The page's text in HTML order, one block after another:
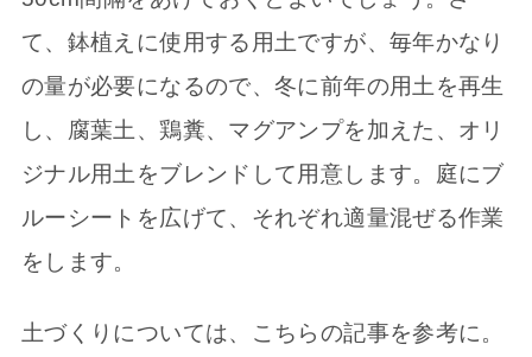
て、鉢植えに使用する用土ですが、毎年かなり
の量が必要になるので、冬に前年の用土を再生
し、腐葉土、鶏糞、マグアンプを加えた、オリ
ジナル用土をブレンドして用意します。庭にブ
ルーシートを広げて、それぞれ適量混ぜる作業
をします。
土づくりについては、こちらの記事を参考に。